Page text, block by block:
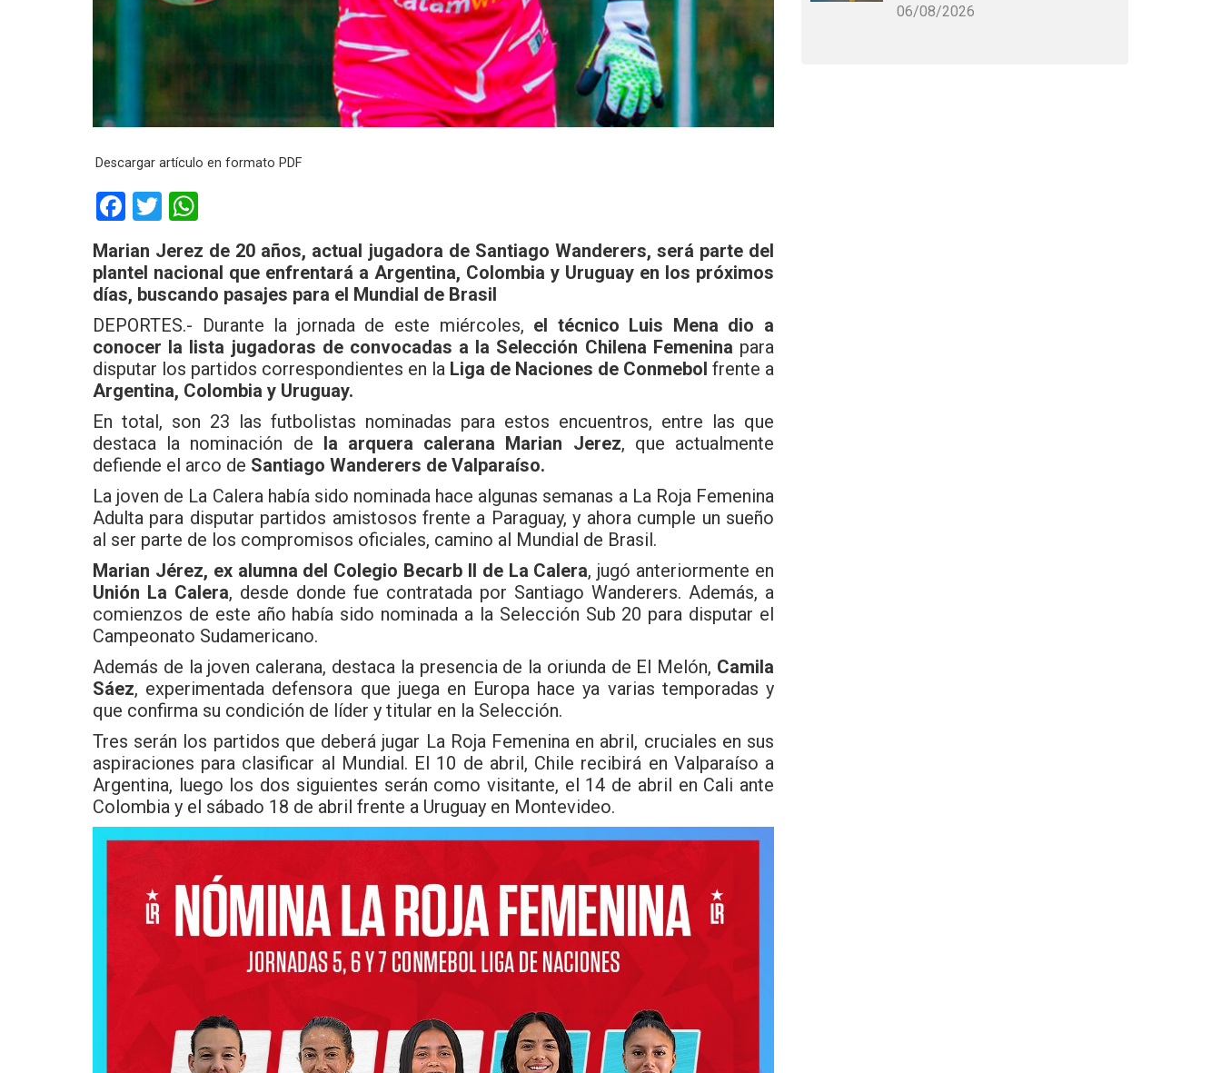
Descargar artículo en formato PDF
F
a
ce
b
o
o
k
T
wi
tt
er
at
s
A
p
p
Marian Jerez de 20 años, actual jugadora de Santiago Wanderers, será parte del
plantel nacional que enfrentará a Argentina, Colombia y Uruguay en los próximos
días, buscando pasajes para el Mundial de Brasil
DEPORTES.- Durante la jornada de este miércoles, el técnico Luis Mena dio a
conocer la lista jugadoras de convocadas a la Selección Chilena Femenina para
disputar los partidos correspondientes en la Liga de Naciones de Conmebol frente a
Argentina, Colombia y Uruguay.
En total, son 23 las futbolistas nominadas para estos encuentros, entre las que
destaca la nominación de la arquera calerana Marian Jerez, que actualmente
defiende el arco de Santiago Wanderers de Valparaíso.
La joven de La Calera había sido nominada hace algunas semanas a La Roja Femenina
Adulta para disputar partidos amistosos frente a Paraguay, y ahora cumple un sueño
al ser parte de los compromisos oficiales, camino al Mundial de Brasil.
Marian Jérez, ex alumna del Colegio Becarb II de La Calera, jugó anteriormente en
Unión La Calera, desde donde fue contratada por Santiago Wanderers. Además, a
comienzos de este año había sido nominada a la Selección Sub 20 para disputar el
Campeonato Sudamericano.
Además de la joven calerana, destaca la presencia de la oriunda de El Melón, Camila
Sáez, experimentada defensora que juega en Europa hace ya varias temporadas y
que confirma su condición de líder y titular en la Selección.
Tres serán los partidos que deberá jugar La Roja Femenina en abril, cruciales en sus
aspiraciones para clasificar al Mundial. El 10 de abril, Chile recibirá en Valparaíso a
Argentina, luego los dos siguientes serán como visitante, el 14 de abril en Cali ante
Colombia y el sábado 18 de abril frente a Uruguay en Montevideo.
06/08/2026